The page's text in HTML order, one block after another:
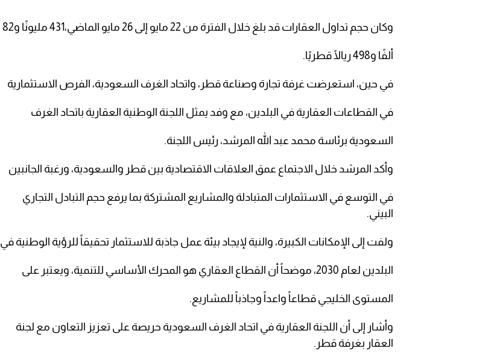
وكان حجم تداول العقارات قد بلغ خلال الفترة من 22 مايو إلى 26 مايو الماضي،431 مليونًا و82
ألفًا و498 ريالًا قطريًا.
في حين، استعرضت غرفة تجارة وصناعة قطر، واتحاد الغرف السعودية، الفرص الاستثمارية
في القطاعات العقارية في البلدين، مع وفد يمثل اللجنة الوطنية العقارية باتحاد الغرف
السعودية برئاسة محمد عبد الله المرشد، رئيس اللجنة.
وأكد المرشد خلال الاجتماع عمق العلاقات الاقتصادية بين قطر والسعودية، ورغبة الجانبين
في التوسع في الاستثمارات المتبادلة والمشاريع المشتركة بما يرفع حجم التبادل التجاري
البيني.
ولفت إلى الإمكانات الكبيرة، والنية لإيجاد بيئة عمل جاذبة للاستثمار تحقيقاً للرؤية الوطنية في
البلدين لعام 2030، موضحاً أن القطاع العقاري هو المحرك الأساسي للتنمية، ويعتبر على
المستوى الخليجي قطاعاً واعداً وجاذباً للمشاريع.
وأشار إلى أن اللجنة العقارية في اتحاد الغرف السعودية حريصة على تعزيز التعاون مع لجنة
العقار بغرفة قطر.